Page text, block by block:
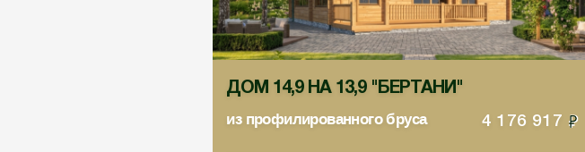
ДОМ 14,9 НА 13,9 "БЕРТАНИ"
из профилированного бруса 4 176 917